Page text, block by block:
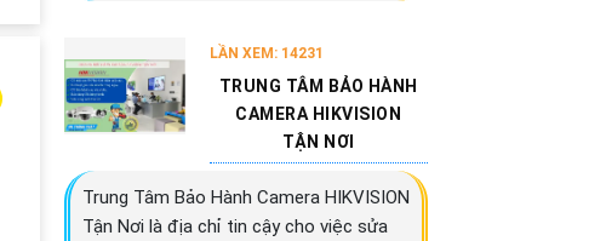
LẦN XEM: 14231
TRUNG TÂM BẢO HÀNH
CAMERA HIKVISION
TẬN NƠI
Trung Tâm Bảo Hành Camera HIKVISION
Tận Nơi là địa chỉ tin cậy cho việc sửa